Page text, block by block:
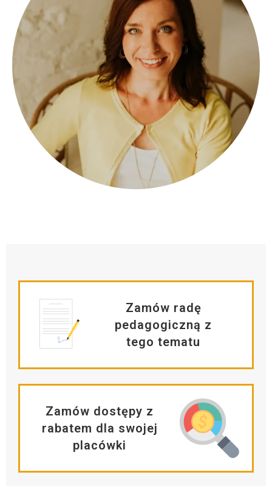
Zamów radę
pedagogiczną z
tego tematu
Zamów dostępy z
rabatem dla swojej
placówki